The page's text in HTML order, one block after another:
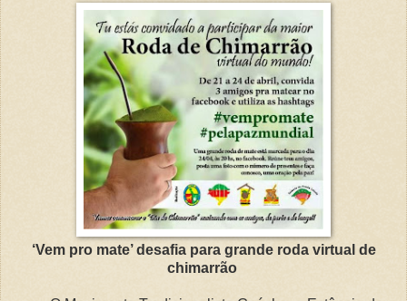
‘Vem pro mate’ desafia para grande roda virtual de
chimarrão